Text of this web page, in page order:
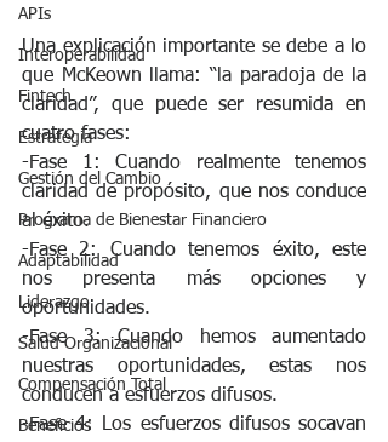
APIs
Interoperabilidad
Fintech
Estrategia
Gestión del Cambio
Programa de Bienestar Financiero
Adaptabilidad
Liderazgo
Salud Organizacional
Compensación Total
Beneficios
Una explicación importante se debe a lo
que McKeown llama: “la paradoja de la
claridad”, que puede ser resumida en
cuatro fases:
-Fase 1: Cuando realmente tenemos
claridad de propósito, que nos conduce
al éxito.
-Fase 2: Cuando tenemos éxito, este
nos presenta más opciones y
oportunidades.
-Fase 3: Cuando hemos aumentado
nuestras oportunidades, estas nos
conducen a esfuerzos difusos.
-Fase 4: Los esfuerzos difusos socavan